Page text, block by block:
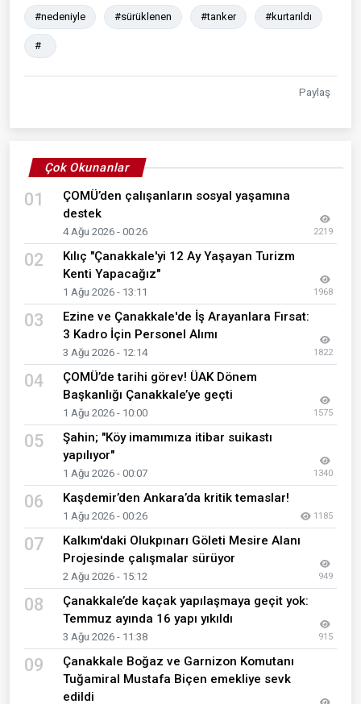
#nedeniyle #sürüklenen #tanker #kurtarıldı
#
Paylaş
Çok Okunanlar
01
ÇOMÜ’den çalışanların sosyal yaşamına
destek
4 Ağu 2026 - 00:26 2219
02
Kılıç "Çanakkale'yi 12 Ay Yaşayan Turizm
Kenti Yapacağız"
1 Ağu 2026 - 13:11 1968
03
Ezine ve Çanakkale'de İş Arayanlara Fırsat:
3 Kadro İçin Personel Alımı
3 Ağu 2026 - 12:14 1822
04
ÇOMÜ’de tarihi görev! ÜAK Dönem
Başkanlığı Çanakkale’ye geçti
1 Ağu 2026 - 10:00 1575
05
Şahin; "Köy imamımıza itibar suikastı
yapılıyor"
1 Ağu 2026 - 00:07 1340
06 Kaşdemir’den Ankara’da kritik temaslar!
1 Ağu 2026 - 00:26 1185
07
Kalkım'daki Olukpınarı Göleti Mesire Alanı
Projesinde çalışmalar sürüyor
2 Ağu 2026 - 15:12 949
08
Çanakkale’de kaçak yapılaşmaya geçit yok:
Temmuz ayında 16 yapı yıkıldı
3 Ağu 2026 - 11:38 915
09
Çanakkale Boğaz ve Garnizon Komutanı
Tuğamiral Mustafa Biçen emekliye sevk
edildi